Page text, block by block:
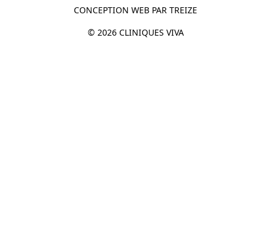
CONCEPTION WEB PAR TREIZE
© 2026 CLINIQUES VIVA